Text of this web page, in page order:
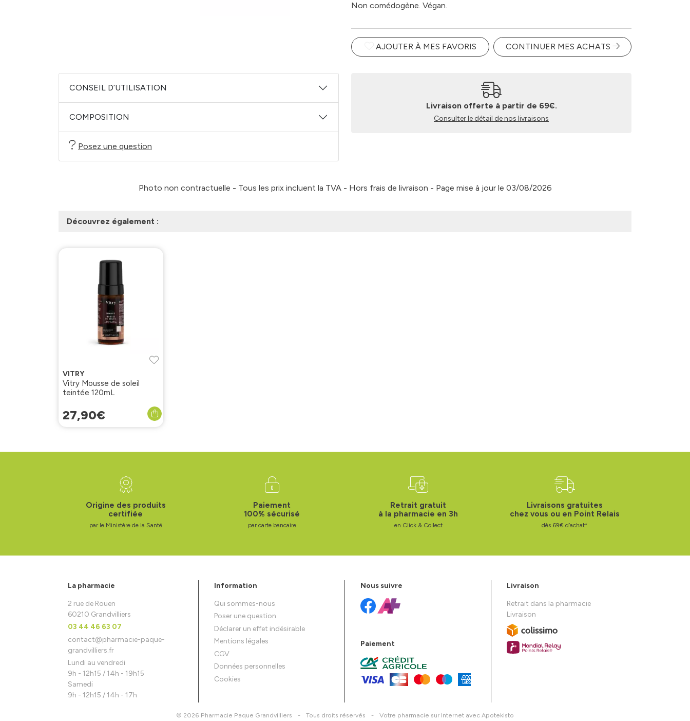
Non comédogène. Végan.
AJOUTER À MES FAVORIS CONTINUER MES ACHATS
CONSEIL D’UTILISATION
COMPOSITION
Posez une question
Livraison offerte à partir de 69€.
Consulter le détail de nos livraisons
Photo non contractuelle - Tous les prix incluent la TVA - Hors frais de livraison - Page mise à jour le 03/08/2026
Découvrez également :
VITRY
Vitry Mousse de soleil
teintée 120mL
27,90€
Origine des produits
certifiée
par le Ministère de la Santé
Paiement
100% sécurisé
par carte bancaire
Retrait gratuit
à la pharmacie en 3h
en Click & Collect
Livraisons gratuites
chez vous ou en Point Relais
dès 69€ d’achat*
La pharmacie
2 rue de Rouen
60210 Grandvilliers
03 44 46 63 07
contact@pharmacie-paque-
grandvilliers.fr
Lundi au vendredi
9h - 12h15 / 14h - 19h15
Samedi
9h - 12h15 / 14h - 17h
Information
Qui sommes-nous
Poser une question
Déclarer un effet indésirable
Mentions légales
CGV
Données personnelles
Cookies
Nous suivre
Paiement
Livraison
Retrait dans la pharmacie
Livraison
© 2026 Pharmacie Paque Grandvilliers - Tous droits réservés - Votre pharmacie sur Internet avec Apotekisto